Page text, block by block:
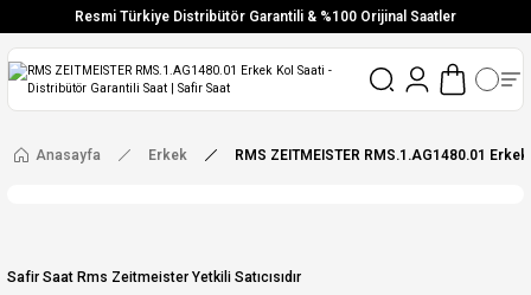
Resmi Türkiye Distribütör Garantili & %100 Orijinal Saatler
Vade Farksız 6 Taksit
Aynı Gün Stoktan Gönderim
Ücretsiz Kargo
Anasayfa Erkek RMS ZEITMEISTER RMS.1.AG1480.01
Safir Saat Rms Zeitmeister Yetkili Satıcısıdır